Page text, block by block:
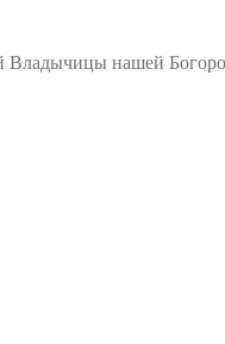
Владычицы нашей